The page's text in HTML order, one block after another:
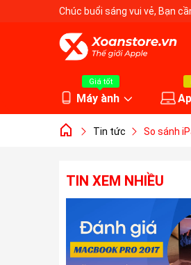
Chúc buổi sáng vui vẻ, Bạn
Giá tốt
Máy ành
Tin tức So sánh
TIN XEM NHIỀU